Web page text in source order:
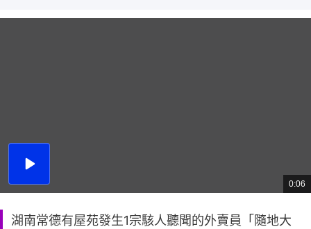
播
總
共
0:06
湖南常德有屋苑發生1宗駭人聽聞的外賣員「隨地大